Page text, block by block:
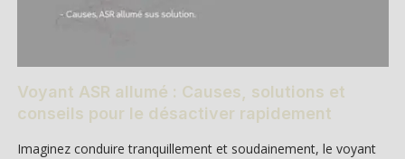
Voyant ASR allumé : Causes, solutions et
conseils pour le désactiver rapidement
Imaginez conduire tranquillement et soudainement, le voyant